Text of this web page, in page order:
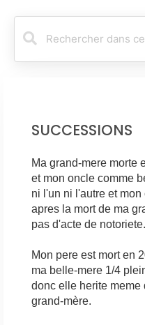
SUCCESSIONS
Ma grand-mere morte
et mon oncle comme
ni l'un ni l'autre et
apres la mort de ma
pas d'acte de notoriete.
Mon pere est mort en
ma belle-mere 1/4
donc elle herite meme
grand-mère.